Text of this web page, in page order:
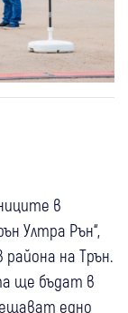
в
Ултра Рън“,
на Трън.
ще бъдат в
едно